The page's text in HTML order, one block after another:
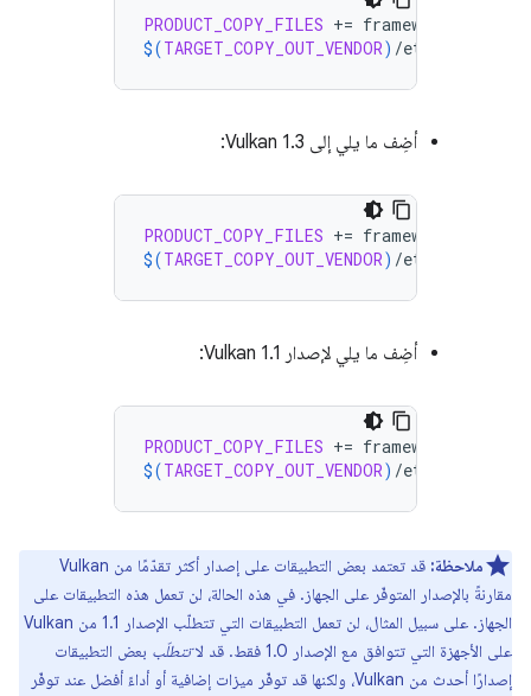
PRODUCT_COPY_FILES +=
$(TARGET_COPY_OUT_VENDOR) /etc/
أضِف ما يلي إلى Vulkan 1.3:
PRODUCT_COPY_FILES +=
$(TARGET_COPY_OUT_VENDOR) /etc/
أضِف ما يلي لإصدار Vulkan 1.1:
PRODUCT_COPY_FILES +=
$(TARGET_COPY_OUT_VENDOR) /etc/
ملاحظة:
قد تعتمد بعض التطبيقات على إصدار أكثر تقدّمًا من Vulkan
مقارنةً بالإصدار المتوفّر على الجهاز. في هذه الحالة، لن تعمل هذه التطبيقات على
الجهاز. على سبيل المثال، لن تعمل التطبيقات التي تتطلّب الإصدار 1.1 من Vulkan
على الأجهزة التي تتوافق مع الإصدار 1.0 فقط. قد لا
تتطلّب بعض التطبيقات
إصدارًا أحدث من Vulkan، ولكنها قد توفّر ميزات إضافية أو أداءً أفضل عند توفّر